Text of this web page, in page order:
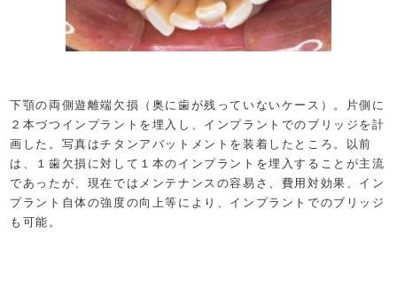
下顎の両側遊離端欠損（奥に歯が残っていないケース）。片側に
２本づつインプラントを埋入し、インプラントでのブリッジを計
画した。写真はチタンアバットメントを装着したところ。以前
は、１歯欠損に対して１本のインプラントを埋入することが主流
であったが、現在ではメンテナンスの容易さ、費用対効果、イン
プラント自体の強度の向上等により、インプラントでのブリッジ
も可能。